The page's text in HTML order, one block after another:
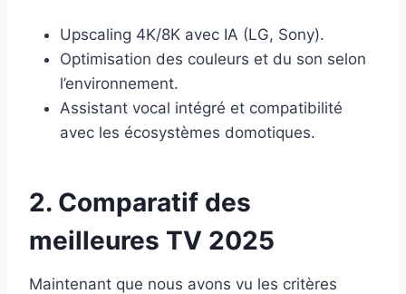
Upscaling 4K/8K avec IA (LG, Sony).
Optimisation des couleurs et du son selon
l’environnement.
Assistant vocal intégré et compatibilité
avec les écosystèmes domotiques.
2. Comparatif des
meilleures TV 2025
Maintenant que nous avons vu les critères